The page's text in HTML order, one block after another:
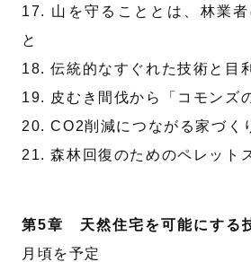
17. 山を守ることとは、林業者
と
18. 伝統的なすぐれた技術と目
19. 皮むき間伐から「コモンズ
20. CO2削減につながる家づく
21. 森林回復のためのペレット
第5章 天然住宅を可能にする
月頃を予定